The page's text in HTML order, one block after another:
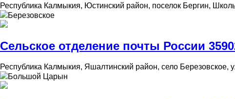
Республика Калмыкия, Юстинский район, поселок Бергин,
Березовское
Сельское отделение почты России
Республика Калмыкия, Яшалтинский район, село Березовское,
Большой Царын